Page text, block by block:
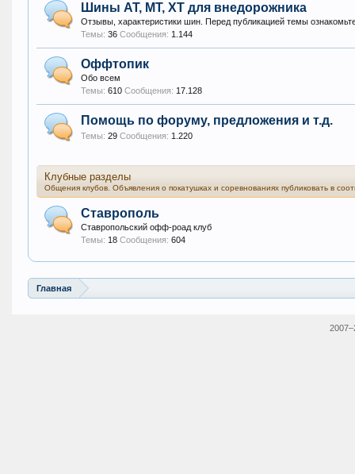
Шины AT, MT, XT для внедорожника
Отзывы, характеристики шин. Перед публикацией темы
Темы: 36 Сообщения: 1.144
Оффтопик
Обо всем
Темы: 610 Сообщения: 17.128
Помощь по форуму, предложения и т.д.
Темы: 29 Сообщения: 1.220
Клубные разделы
Общения клубов. Объявления о покатушках и соревнованиях публиковать в
Ставрополь
Ставропольский офф-роад клуб
Темы: 18 Сообщения: 604
Главная
2007–